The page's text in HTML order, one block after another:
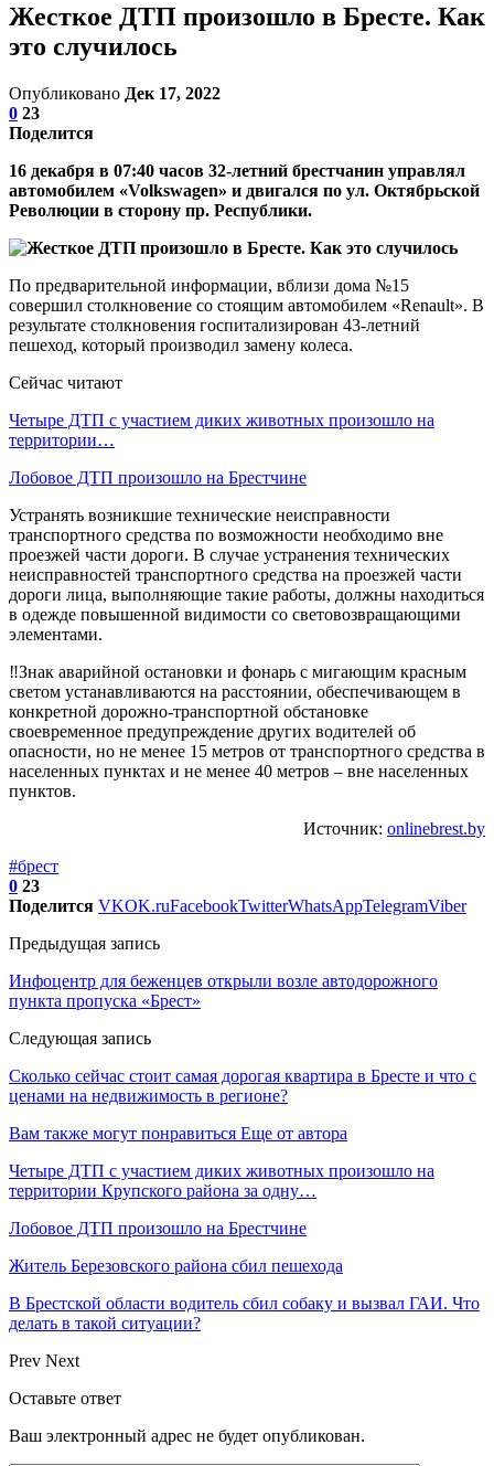
Жесткое ДТП произошло в Бресте. Как
это случилось
Опубликовано Дек 17, 2022
0 23
Поделится
16 декабря в 07:40 часов 32-летний брестчанин управлял
автомобилем «Volkswagen» и двигался по ул. Октябрьской
Революции в сторону пр. Республики.
По предварительной информации, вблизи дома №15
совершил столкновение со стоящим автомобилем «Renault». В
результате столкновения госпитализирован 43-летний
пешеход, который производил замену колеса.
Сейчас читают
Четыре ДТП с участием диких животных произошло на
территории…
Лобовое ДТП произошло на Брестчине
Устранять возникшие технические неисправности
транспортного средства по возможности необходимо вне
проезжей части дороги. В случае устранения технических
неисправностей транспортного средства на проезжей части
дороги лица, выполняющие такие работы, должны находиться
в одежде повышенной видимости со световозвращающими
элементами.
‼️Знак аварийной остановки и фонарь с мигающим красным
светом устанавливаются на расстоянии, обеспечивающем в
конкретной дорожно-транспортной обстановке
своевременное предупреждение других водителей об
опасности, но не менее 15 метров от транспортного средства в
населенных пунктах и не менее 40 метров – вне населенных
пунктов.
Источник: onlinebrest.by
#брест
0 23
Поделится VKOK.ruFacebookTwitterWhatsAppTelegramViber
Предыдущая запись
Инфоцентр для беженцев открыли возле автодорожного
пункта пропуска «Брест»
Следующая запись
Сколько сейчас стоит самая дорогая квартира в Бресте и что с
ценами на недвижимость в регионе?
Вам также могут понравиться Еще от автора
Четыре ДТП с участием диких животных произошло на
территории Крупского района за одну…
Лобовое ДТП произошло на Брестчине
Житель Березовского района сбил пешехода
В Брестской области водитель сбил собаку и вызвал ГАИ. Что
делать в такой ситуации?
Prev Next
Оставьте ответ
Ваш электронный адрес не будет опубликован.